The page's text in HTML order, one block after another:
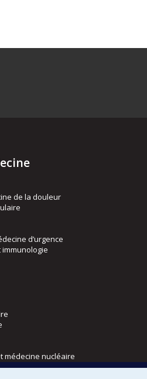
de la douleur
d’urgence
médecine nucléaire